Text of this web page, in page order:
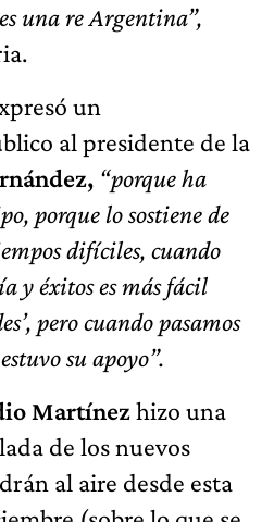
una re Argentina”,
un
al presidente de la
“porque ha
porque lo sostiene de
difíciles, cuando
y éxitos es más fácil
pero cuando pasamos
su apoyo”.
Martínezhizo una
de los nuevos
al aire desde esta